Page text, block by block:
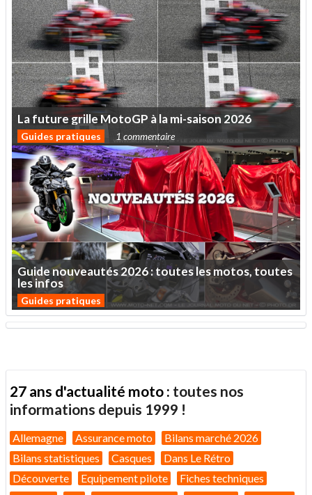
Lafuturegrille MotoGP àlami-saison 2026
Guides pratiques 1 commentaire
Guidenouveautés2026:touteslesmotos,toutes
lesinfos
Guides pratiques
27 ans d'actualité moto : toutes nos
informations depuis 1999 !
Allemagne Assurance moto
Bilans marché 2026
Bilans statistiques
Casques
Dans Le Rétro
Découverte
Equipement pilote
Fiches techniques